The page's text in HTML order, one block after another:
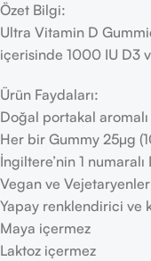
Özet Bilgi:
Ultra Vitamin D
içerisinde 1000 IU D3
Ürün Faydaları:
Doğal portakal
Her bir Gummy 25µg
İngiltere’nin 1
Vegan ve
Yapay renklendirici ve
Maya içermez
Laktoz içermez